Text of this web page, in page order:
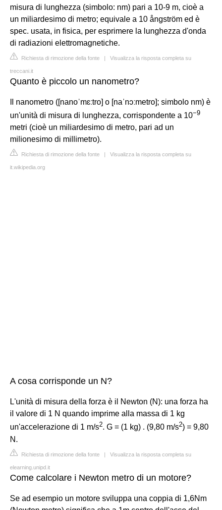
misura di lunghezza (simbolo: nm) pari a 10-9 m, cioè a
un miliardesimo di metro; equivale a 10 ångström ed è
spec. usata, in fisica, per esprimere la lunghezza d'onda
di radiazioni elettromagnetiche.
Richiesta di rimozione della fonte | Visualizza la risposta completa su
treccani.it
Quanto è piccolo un nanometro?
Il nanometro ([nanoˈmɛːtro] o [naˈnɔːmetro]; simbolo nm) è
un'unità di misura di lunghezza, corrispondente a 10−9
metri (cioè un miliardesimo di metro, pari ad un
milionesimo di millimetro).
Richiesta di rimozione della fonte Visualizza la risposta completa su
it.wikipedia.org
A cosa corrisponde un N?
L'unità di misura della forza è il Newton (N): una forza ha
il valore di 1 N quando imprime alla massa di 1 kg
un'accelerazione di 1 m/s2. G = (1 kg) . (9,80 m/s2) = 9,80
N.
Richiesta di rimozione della fonte | Visualizza la risposta completa su
elearning.unipd.it
Come calcolare i Newton metro di un motore?
Se ad esempio un motore sviluppa una coppia di 1,6Nm